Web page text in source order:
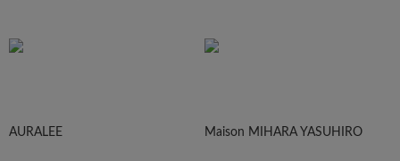
AURALEE Maison MIHARA YASUHIRO